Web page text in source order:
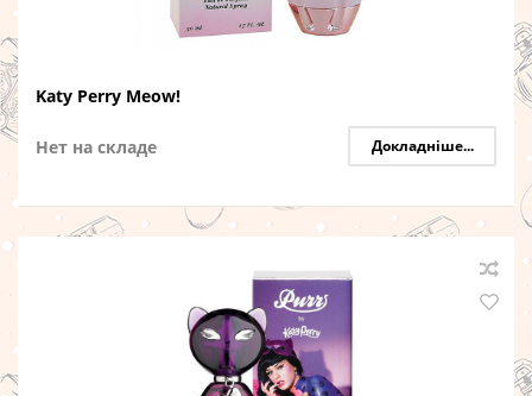
Katy Perry Meow!
Нет на складе Докладніше...